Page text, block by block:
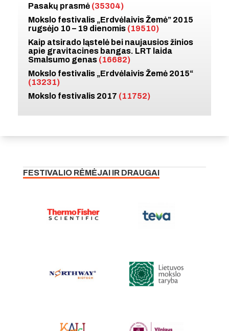
Pasakų prasmė (35304)
Mokslo festivalis „Erdvėlaivis Žemė” 2015
rugsėjo 10 – 19 dienomis (19510)
Kaip atsirado ląstelė bei naujausios žinios
apie gravitacines bangas. LRT laida
Smalsumo genas (16682)
Mokslo festivalis „Erdvėlaivis Žemė 2015“
(13231)
Mokslo festivalis 2017 (11752)
FESTIVALIO RĖMĖJAI IR DRAUGAI